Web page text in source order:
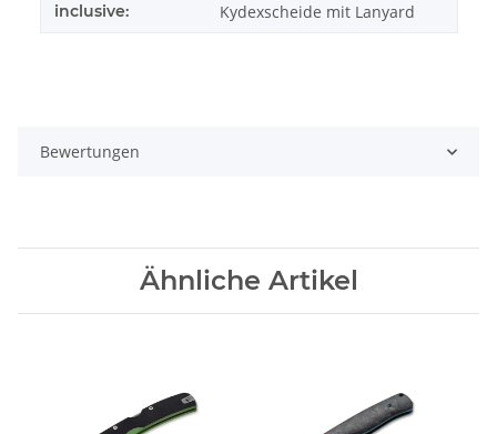
inclusive: Kydexscheide mit Lanyard
Bewertungen
Ähnliche Artikel